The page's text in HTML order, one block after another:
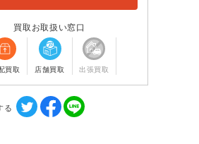
買取お取扱い窓口
買取 店舗買取 出張買取
る